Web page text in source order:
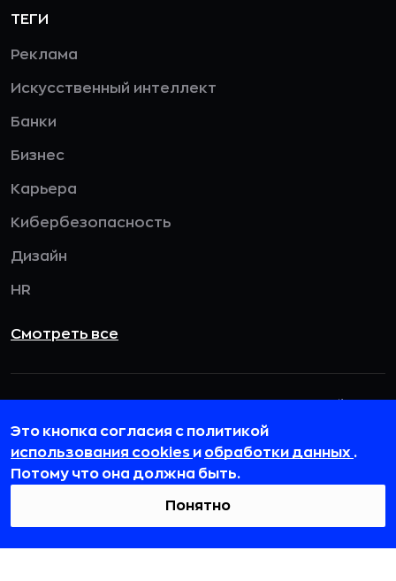
ТЕГИ
Реклама
Искусственный интеллект
Банки
Бизнес
Карьера
Кибербезопасность
Дизайн
HR
Смотреть все
округ Даниловский, пр-кт Андропова, д. 18, к. 3
team@rb.ru
Это кнопка согласия с политикой
использования cookies и обработки данных .
Потому что она должна быть.
Понятно